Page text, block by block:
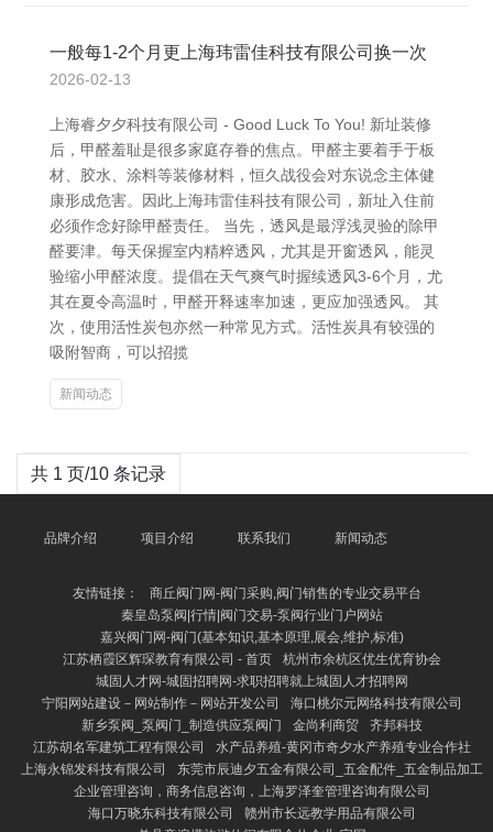
一般每1-2个月更上海玮雷佳科技有限公司换一次
2026-02-13
上海睿夕夕科技有限公司 - Good Luck To You! 新址装修
后，甲醛羞耻是很多家庭存眷的焦点。甲醛主要着手于板
材、胶水、涂料等装修材料，恒久战役会对东说念主体健
康形成危害。因此上海玮雷佳科技有限公司，新址入住前
必须作念好除甲醛责任。 当先，透风是最浮浅灵验的除甲
醛要津。每天保握室内精粹透风，尤其是开窗透风，能灵
验缩小甲醛浓度。提倡在天气爽气时握续透风3-6个月，尤
其在夏令高温时，甲醛开释速率加速，更应加强透风。 其
次，使用活性炭包亦然一种常见方式。活性炭具有较强的
吸附智商，可以招揽
新闻动态
共 1 页/10 条记录
品牌介绍 项目介绍 联系我们 新闻动态
友情链接：
商丘阀门网-阀门采购,阀门销售的专业交易平台
秦皇岛泵阀|行情|阀门交易-泵阀行业门户网站
嘉兴阀门网-阀门(基本知识,基本原理,展会,维护,标准)
江苏栖霞区辉琛教育有限公司 - 首页
杭州市余杭区优生优育协会
城固人才网-城固招聘网-求职招聘就上城固人才招聘网
宁阳网站建设－网站制作－网站开发公司
海口桃尔元网络科技有限公司
新乡泵阀_泵阀门_制造供应泵阀门
金尚利商贸
齐邦科技
江苏胡名军建筑工程有限公司
水产品养殖-黄冈市奇夕水产养殖专业合作社
上海永锦发科技有限公司
东莞市辰迪夕五金有限公司_五金配件_五金制品加工
企业管理咨询，商务信息咨询，上海罗泽奎管理咨询有限公司
海口万晓东科技有限公司
赣州市长远教学用品有限公司